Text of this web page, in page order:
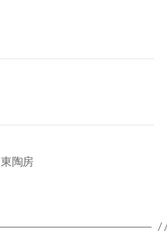
東陶房